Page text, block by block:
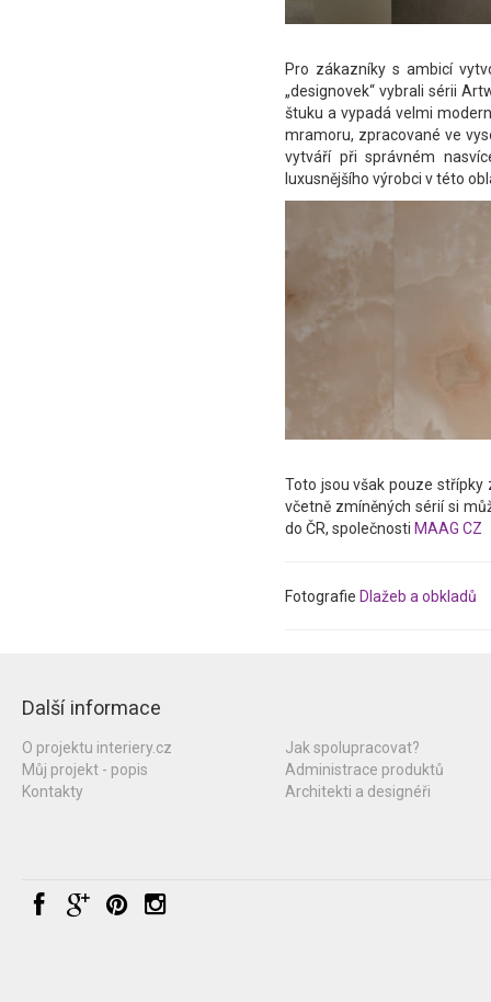
Pro zákazníky s ambicí
„designovek“ vybrali sérii
štuku a vypadá velmi
mramoru, zpracované ve
vytváří při správném
luxusnějšího výrobci v této
Toto jsou však pouze střípky
včetně zmíněných sérií si
do ČR, společnosti MAAG CZ
Fotografie Dlažeb a obkladů
Další informace
O projektu interiery.cz
Můj projekt - popis
Kontakty
Jak spolupracovat?
Administrace produktů
Architekti a designéři